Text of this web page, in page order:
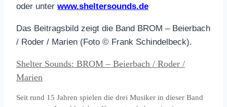
oder unter www.sheltersounds.de
Das Beitragsbild zeigt die Band BROM – Beierbach
/ Roder / Marien (Foto © Frank Schindelbeck).
Shelter Sounds: BROM – Beierbach / Roder /
Marien
Seit rund 15 Jahren spielen die drei Musiker in dieser Band